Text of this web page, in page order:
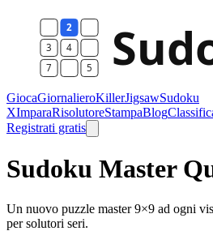
GiocaGiornalieroKillerJigsawSudoku
XImparaRisolutoreStampaBlog
Registrati gratis
Sudoku Master
Un nuovo puzzle master 9×9 ad ogni
per solutori seri.